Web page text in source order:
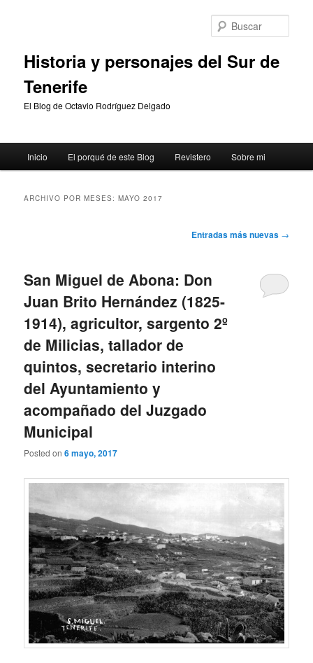
Historia y personajes del Sur de
Tenerife
El Blog de Octavio Rodríguez Delgado
principal
Inicio El porqué de este Blog Revistero Sobre mi
ARCHIVO POR MESES:MAYO 2017
Entradas más nuevas →
San Miguel de Abona: Don
Juan Brito Hernández (1825-
1914), agricultor, sargento 2º
de Milicias, tallador de
quintos, secretario interino
del Ayuntamiento y
acompañado del Juzgado
Municipal
Posted on6 mayo, 2017